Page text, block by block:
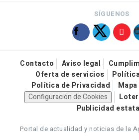
SÍGUENOS
Contacto Aviso legal
Oferta de servicios
Política de Privacidad
Mapa
Configuración de Cookies
Publicidad
Portal de actualidad y noticias de la